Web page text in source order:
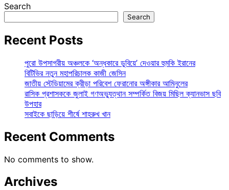
Search
Search
Recent Posts
পুরো উপসাগরীয় অঞ্চলকে ‘অন্ধকারে ডুবিয়ে’ দেওয়ার হুমকি ইরানের
বিটিভির নতুন মহাপরিচালক কাজী জেসিন
জাতীয় স্টেডিয়ামের ক্রীড়া পরিবেশ ফেরানোর অঙ্গীকার আমিনুলের
রাসিক প্রশাসককে জুলাই গণঅভ্যুত্থান সম্পর্কিত বিজয় মিছিল ক্যানভাস ছবি
উপহার
সবাইকে ছাড়িয়ে শীর্ষে শাহরুখ খান
Recent Comments
No comments to show.
Archives